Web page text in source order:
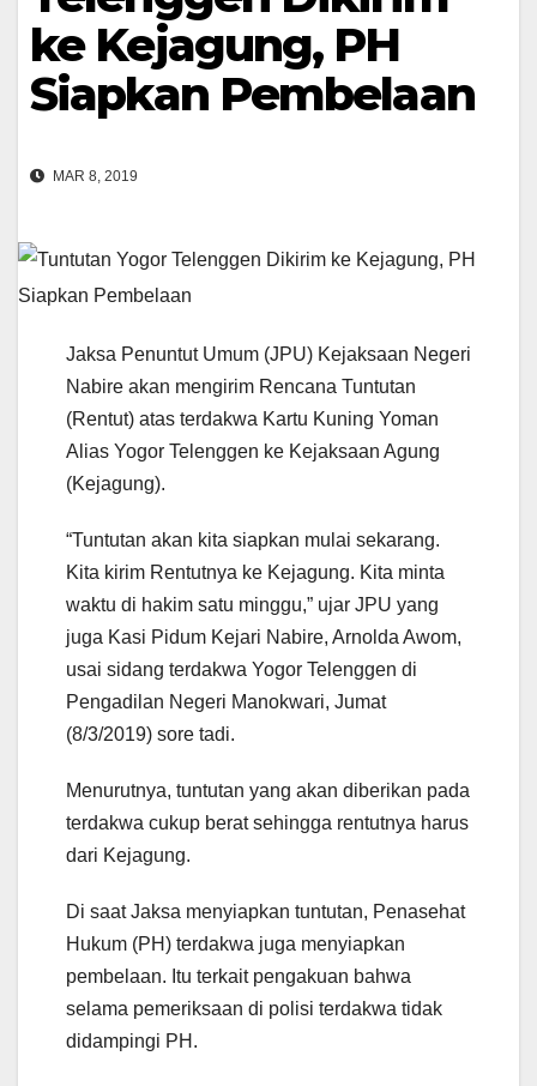
ke Kejagung, PH
Siapkan Pembelaan
MAR 8, 2019
Jaksa Penuntut Umum (JPU) Kejaksaan Negeri
Nabire akan mengirim Rencana Tuntutan
(Rentut) atas terdakwa Kartu Kuning Yoman
Alias Yogor Telenggen ke Kejaksaan Agung
(Kejagung).
“Tuntutan akan kita siapkan mulai sekarang.
Kita kirim Rentutnya ke Kejagung. Kita minta
waktu di hakim satu minggu,” ujar JPU yang
juga Kasi Pidum Kejari Nabire, Arnolda Awom,
usai sidang terdakwa Yogor Telenggen di
Pengadilan Negeri Manokwari, Jumat
(8/3/2019) sore tadi.
Menurutnya, tuntutan yang akan diberikan pada
terdakwa cukup berat sehingga rentutnya harus
dari Kejagung.
Di saat Jaksa menyiapkan tuntutan, Penasehat
Hukum (PH) terdakwa juga menyiapkan
pembelaan. Itu terkait pengakuan bahwa
selama pemeriksaan di polisi terdakwa tidak
didampingi PH.